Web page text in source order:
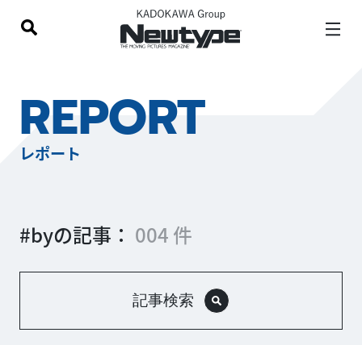
REPORT
レポート
#byの記事： 004 件
記事検索